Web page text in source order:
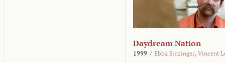
Daydream Nation
1999 / Ebba Sinzinger, Vincent